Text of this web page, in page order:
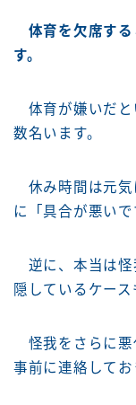
体育を欠席す
す。
体育が嫌いだと
数名います。
休み時間は元気
に「具合が悪いで
逆に、本当は怪
隠しているケース
怪我をさらに悪
事前に連絡してお